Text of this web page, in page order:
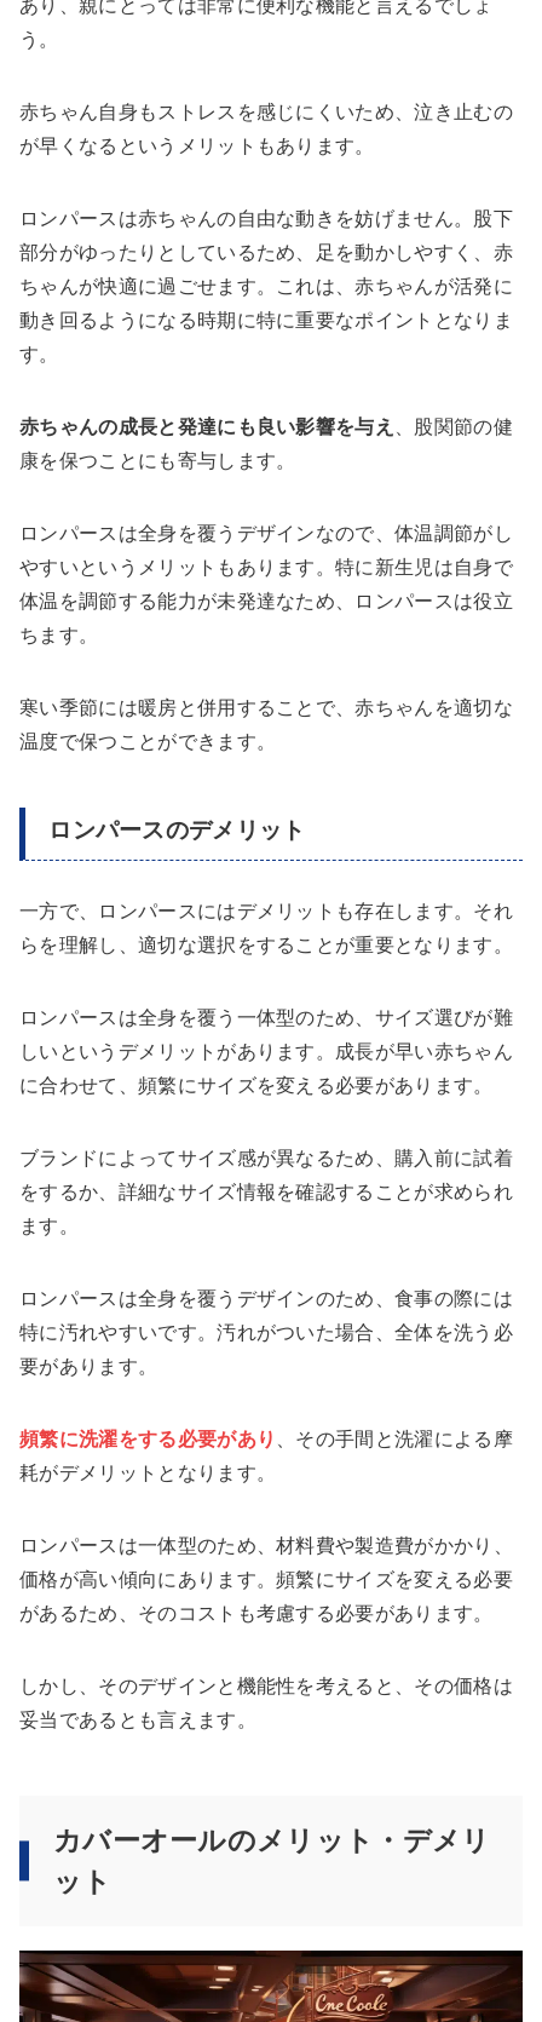
あり、親にとっては非常に便利な機能と言えるでしょ
う。
赤ちゃん自身もストレスを感じにくいため、泣き止むの
が早くなるというメリットもあります。
ロンパースは赤ちゃんの自由な動きを妨げません。股下
部分がゆったりとしているため、足を動かしやすく、赤
ちゃんが快適に過ごせます。これは、赤ちゃんが活発に
動き回るようになる時期に特に重要なポイントとなりま
す。
赤ちゃんの成長と発達にも良い影響を与え 、股関節の健
康を保つことにも寄与します。
ロンパースは全身を覆うデザインなので、体温調節がし
やすいというメリットもあります。特に新生児は自身で
体温を調節する能力が未発達なため、ロンパースは役立
ちます。
寒い季節には暖房と併用することで、赤ちゃんを適切な
温度で保つことができます。
ロンパースのデメリット
一方で、ロンパースにはデメリットも存在します。それ
らを理解し、適切な選択をすることが重要となります。
ロンパースは全身を覆う一体型のため、サイズ選びが難
しいというデメリットがあります。成長が早い赤ちゃん
に合わせて、頻繁にサイズを変える必要があります。
ブランドによってサイズ感が異なるため、購入前に試着
をするか、詳細なサイズ情報を確認することが求められ
ます。
ロンパースは全身を覆うデザインのため、食事の際には
特に汚れやすいです。汚れがついた場合、全体を洗う必
要があります。
頻繁に洗濯をする必要があり
、その手間と洗濯による摩
耗がデメリットとなります。
ロンパースは一体型のため、材料費や製造費がかかり、
価格が高い傾向にあります。頻繁にサイズを変える必要
があるため、そのコストも考慮する必要があります。
しかし、そのデザインと機能性を考えると、その価格は
妥当であるとも言えます。
カバーオールのメリット・デメリ
ット